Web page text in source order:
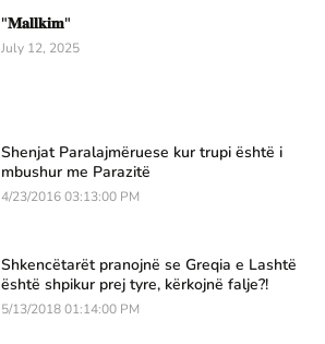
"𝐌𝐚𝐥𝐥𝐤𝐢𝐦"
July 12, 2025
Shenjat Paralajmëruese kur trupi është i
mbushur me Parazitë
4/23/2016 03:13:00 PM
Shkencëtarët pranojnë se Greqia e Lashtë
është shpikur prej tyre, kërkojnë falje?!
5/13/2018 01:14:00 PM